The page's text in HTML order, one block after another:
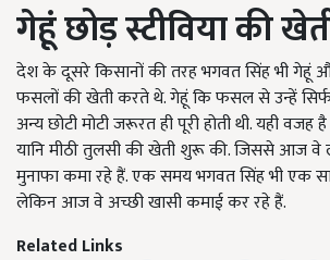
गेहूंछोड़स्टीवियाकी
देश के दूसरे किसानों की तरह भगवत सिंह भी गेहूं
फसलों की खेती करते थे. गेहूं कि फसल से उन्हें
अन्य छोटी मोटी जरूरत ही पूरी होती थी. यही वजह है
यानि मीठी तुलसी की खेती शुरू की. जिससे आज वे
मुनाफा कमा रहे हैं. एक समय भगवत सिंह भी एक
लेकिन आज वे अच्छी खासी कमाई कर रहे हैं.
Related Links